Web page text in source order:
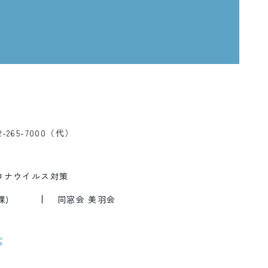
265-7000（代）
ナウイルス対策
)
同窓会 美羽会